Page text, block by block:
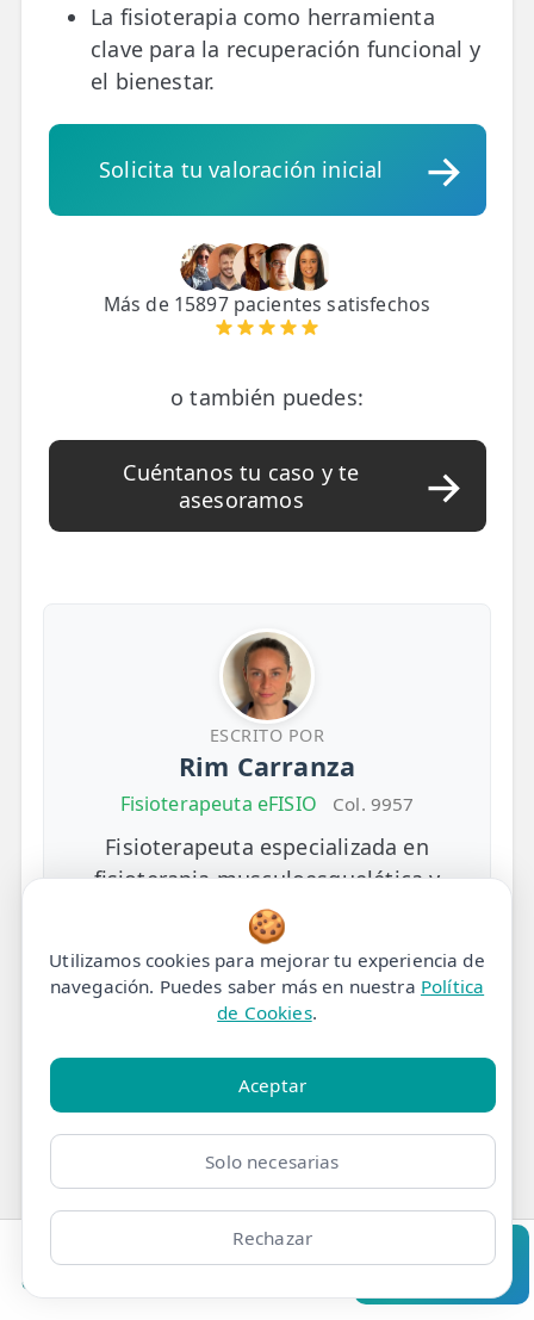
Clínicas
La fisioterapia como herramienta
clave para la recuperación funcional y
el bienestar.
Solicita tu valoración inicial
Más de 15897 pacientes satisfechos
o también puedes:
Cuéntanos tu caso y te
asesoramos
ESCRITO POR
Rim Carranza
Fisioterapeuta eFISIO Col. 9957
Fisioterapeuta especializada en
fisioterapia musculoesquelética y
neurológica. Experta en tratamientos
de dolor crónico y rehabilitación
funcional en eFISIO.
Más información
4 de junio de 2026
Te puede interesar
🍪
Utilizamos cookies para mejorar tu experiencia de
navegación. Puedes saber más en nuestra Política
de Cookies.
Aceptar
Solo necesarias
Rechazar